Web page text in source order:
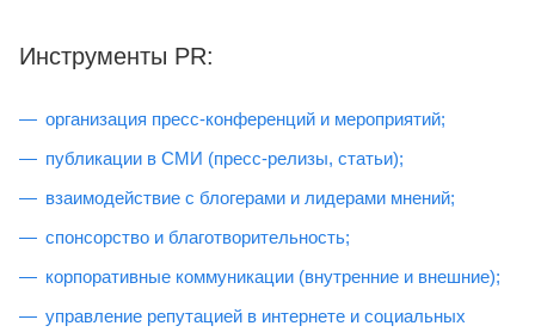
Инструменты PR:
организация пресс-конференций и мероприятий;
публикации в СМИ (пресс-релизы, статьи);
взаимодействие с блогерами и лидерами мнений;
спонсорство и благотворительность;
корпоративные коммуникации (внутренние и внешние);
управление репутацией в интернете и социальных